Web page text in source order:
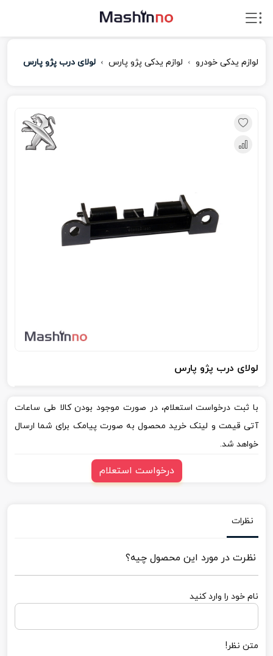
لوازم یدکی خودرو لوازم یدکی پژو پارس لولای درب پژو پارس
لولای درب پژو پارس
با ثبت درخواست استعلام، در صورت موجود بودن کالا طی ساعات
آتی قیمت و لینک خرید محصول به صورت پیامک برای شما ارسال
خواهد شد.
درخواست استعلام
نظرات
نظرت در مورد این محصول چیه؟
نام خود را وارد کنید
متن نظر!